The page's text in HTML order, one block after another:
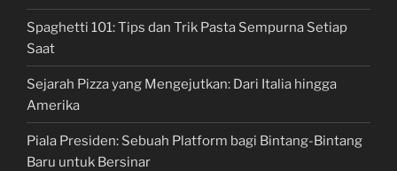
Spaghetti 101: Tips dan Trik Pasta Sempurna Setiap
Saat
Sejarah Pizza yang Mengejutkan: Dari Italia hingga
Amerika
Piala Presiden: Sebuah Platform bagi Bintang-Bintang
Baru untuk Bersinar